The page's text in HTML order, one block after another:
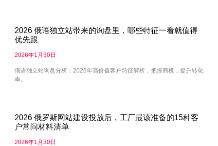
2026 俄语独立站带来的询盘里，哪些特征一看就值得
优先跟
2026年1月30日
俄语独立站询盘分析：2026年高价值客户特征解析，把握商机，提升转化
率。
2026 俄罗斯网站建设投放后，工厂最该准备的15种客
户常问材料清单
2026年1月30日